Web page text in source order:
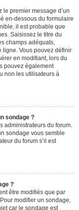
premier message d’un
en-dessous du formulaire
il est probable que
Saisissez le titre du
champs adéquats,
ligne. Vous pouvez définir
en modifiant, lors du
pouvez également
non les utilisateurs à
sondage ?
administrateurs du forum.
sondage vous semble
du forum s’il est
?
être modifiés que par
modifier un sondage,
car le sondage est